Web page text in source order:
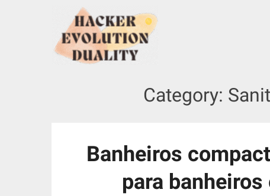
Category:
Banheiros
para